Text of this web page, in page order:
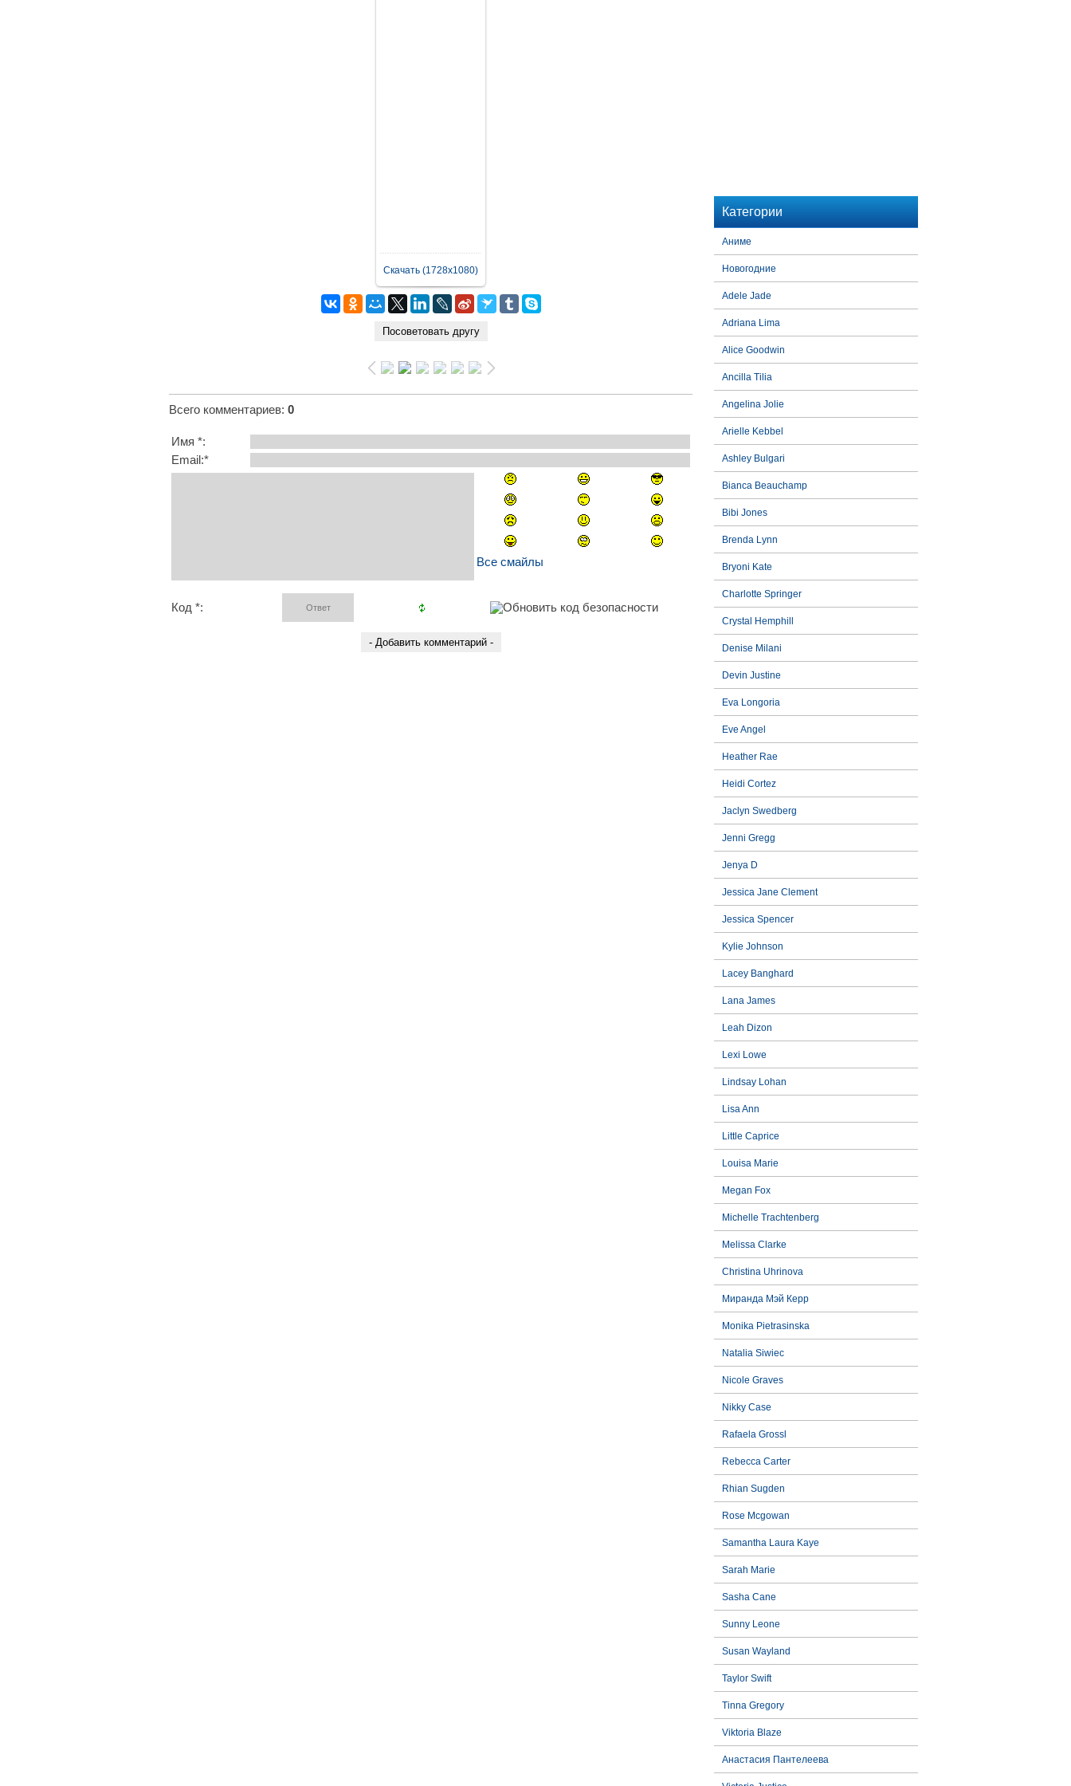
Скачать (1728x1080)
Всего комментариев: 0
Имя *:
Email:*
Все смайлы
Код *:
Категории
Аниме
Новогодние
Adele Jade
Adriana Lima
Alice Goodwin
Ancilla Tilia
Angelina Jolie
Arielle Kebbel
Ashley Bulgari
Bianca Beauchamp
Bibi Jones
Brenda Lynn
Bryoni Kate
Charlotte Springer
Crystal Hemphill
Denise Milani
Devin Justine
Eva Longoria
Eve Angel
Heather Rae
Heidi Cortez
Jaclyn Swedberg
Jenni Gregg
Jenya D
Jessica Jane Clement
Jessica Spencer
Kylie Johnson
Lacey Banghard
Lana James
Leah Dizon
Lexi Lowe
Lindsay Lohan
Lisa Ann
Little Caprice
Louisa Marie
Megan Fox
Michelle Trachtenberg
Melissa Clarke
Christina Uhrinova
Миранда Мэй Керр
Monika Pietrasinska
Natalia Siwiec
Nicole Graves
Nikky Case
Rafaela Grossl
Rebecca Carter
Rhian Sugden
Rose Mcgowan
Samantha Laura Kaye
Sarah Marie
Sasha Cane
Sunny Leone
Susan Wayland
Taylor Swift
Tinna Gregory
Viktoria Blaze
Анастасия Пантелеева